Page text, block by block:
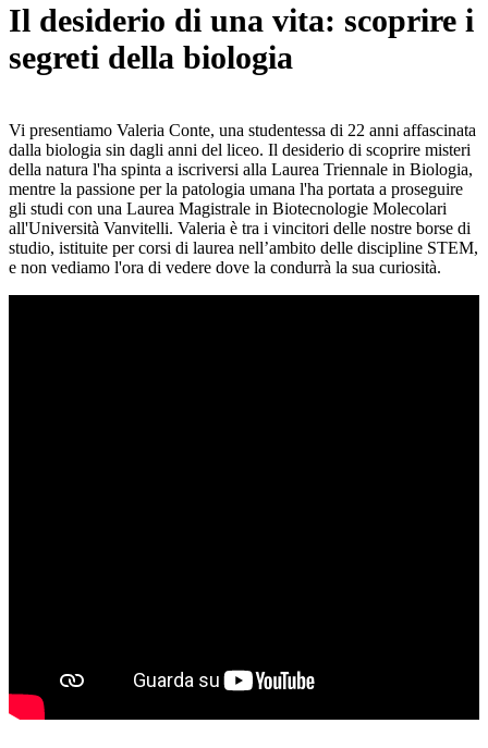
Il desiderio di una vita: scoprire i
segreti della biologia
Vi presentiamo Valeria Conte, una studentessa di 22 anni affascinata
dalla biologia sin dagli anni del liceo. Il desiderio di scoprire misteri
della natura l'ha spinta a iscriversi alla Laurea Triennale in Biologia,
mentre la passione per la patologia umana l'ha portata a proseguire
gli studi con una Laurea Magistrale in Biotecnologie Molecolari
all'Università Vanvitelli. Valeria è tra i vincitori delle nostre borse di
studio, istituite per corsi di laurea nell’ambito delle discipline STEM,
e non vediamo l'ora di vedere dove la condurrà la sua curiosità.